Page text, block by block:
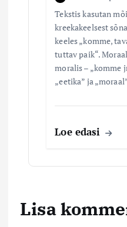
Tekstis kasutan
kreekakeelsest
keeles „komme,
tuttav paik“.
moralis – „komme
„eetika” ja
Loe edasi
Lisa